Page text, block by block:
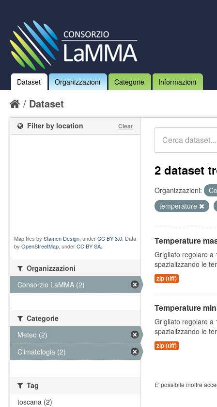
Dataset Organizzazioni Categorie Informazioni
Dataset
2 dataset
Organizzazioni:
temperature
Temperature
Grigliato regolare a
spazializzando le
zip (tiff)
Temperature
Grigliato regolare a
spazializzando le
zip (tiff)
E' possibile inoltre
Filter by location Clear
Map tiles by Stamen Design , underCC BY 3.0 . Data
by OpenStreetMap , underCC BY SA
Organizzazioni
Consorzio LaMMA (2)
Categorie
Meteo (2)
Climatologia (2)
Tag
toscana (2)